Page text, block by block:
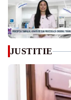
JUSTITIE